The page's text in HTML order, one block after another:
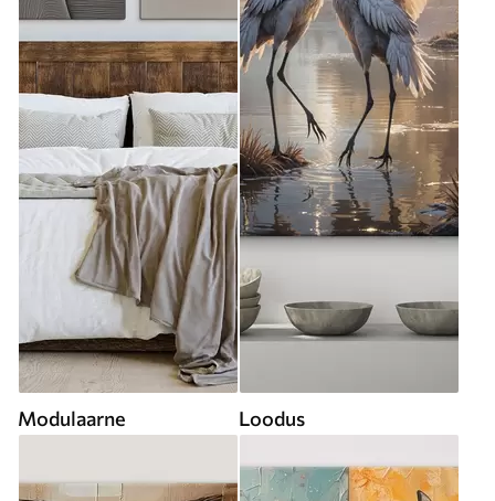
Modulaarne Loodus